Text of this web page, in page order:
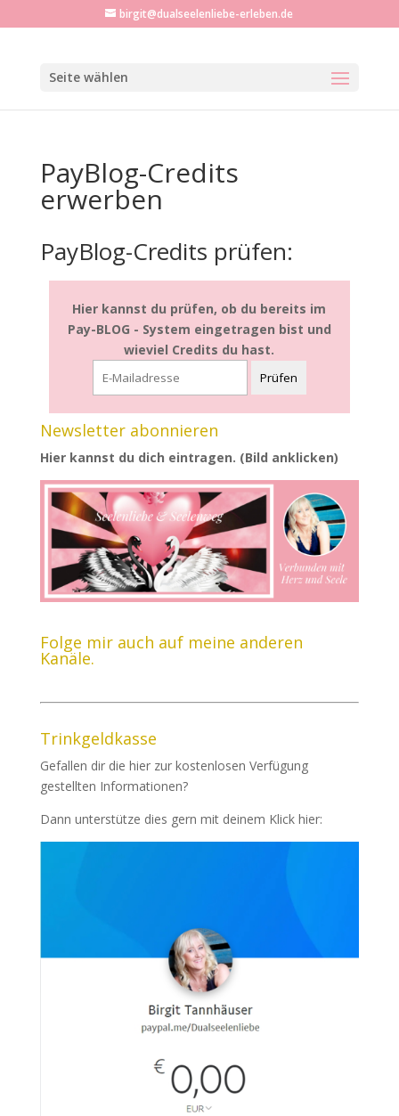
birgit@dualseelenliebe-erleben.de
Seite wählen
PayBlog-Credits
erwerben
PayBlog-Credits prüfen:
Hier kannst du prüfen, ob du bereits im
Pay-BLOG - System eingetragen bist und
wieviel Credits du hast.
Newsletter abonnieren
Hier kannst du dich eintragen. (Bild anklicken)
Folge mir auch auf meine anderen
Kanäle.
Trinkgeldkasse
Gefallen dir die hier zur kostenlosen Verfügung
gestellten Informationen?
Dann unterstütze dies gern mit deinem Klick hier: